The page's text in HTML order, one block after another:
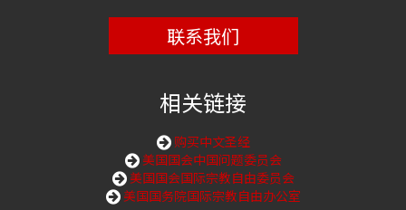
联系我们
相关链接
购买中文圣经
美国国会中国问题委员会
美国国会国际宗教自由委员会
美国国务院国际宗教自由办公室